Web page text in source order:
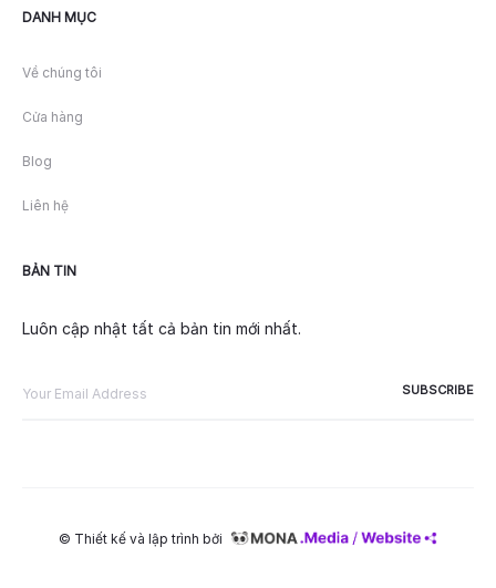
DANH MỤC
Về chúng tôi
Cửa hàng
Blog
Liên hệ
BẢN TIN
Luôn cập nhật tất cả bản tin mới nhất.
© Thiết kế và lập trình bởi